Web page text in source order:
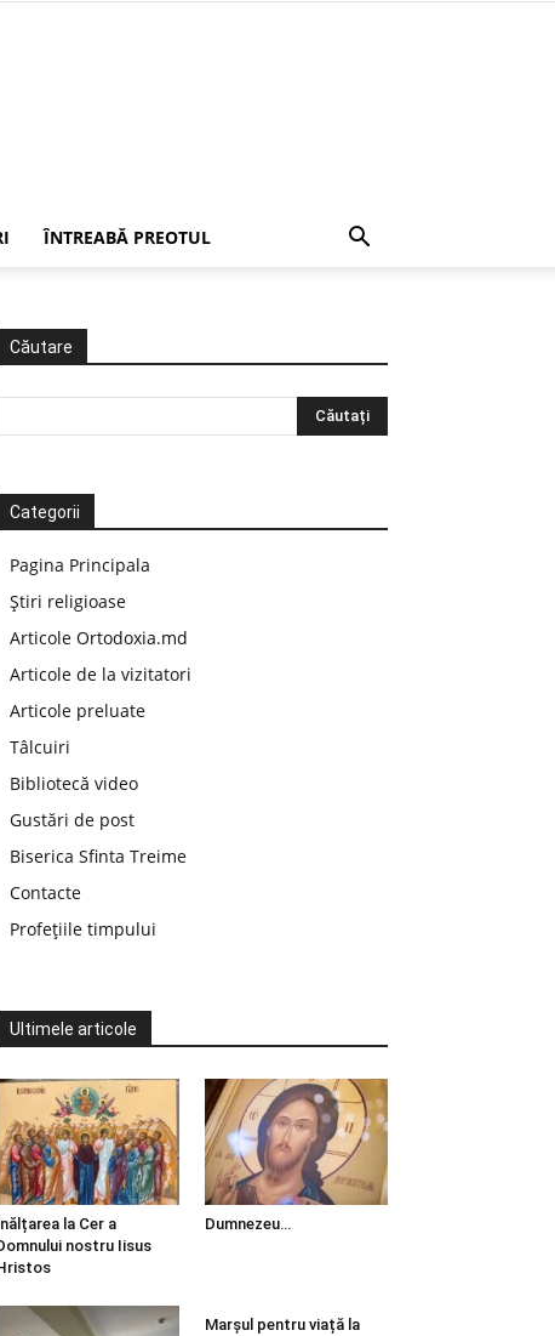
ÎNTREABĂ PREOTUL
Căutare
Categorii
Pagina Principala
Știri religioase
Articole Ortodoxia.md
Articole de la vizitatori
Articole preluate
Tâlcuiri
Bibliotecă video
Gustări de post
Biserica Sfinta Treime
Contacte
Profețiile timpului
Ultimele articole
la Cer a
nostru Iisus
Dumnezeu…
Marșul pentru viață la